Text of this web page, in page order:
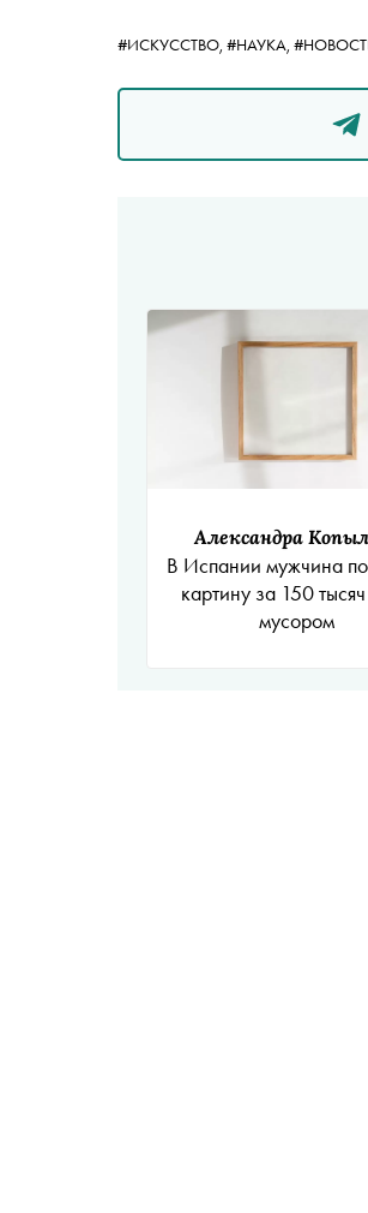
#ИСКУССТВО, #НАУКА,
Александра
В Испании мужчина
картину за 150
мусором